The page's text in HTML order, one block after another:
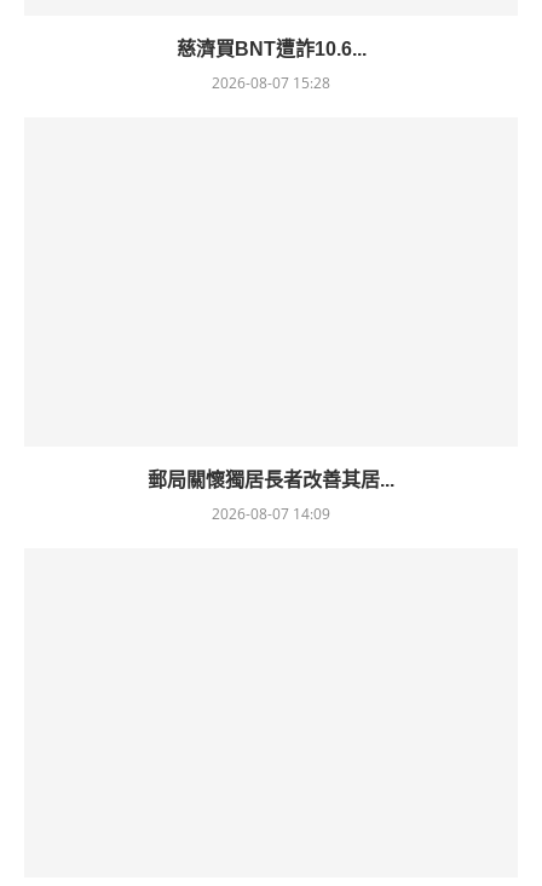
慈濟買BNT遭詐10.6...
2026-08-07 15:28
郵局關懷獨居長者改善其居...
2026-08-07 14:09